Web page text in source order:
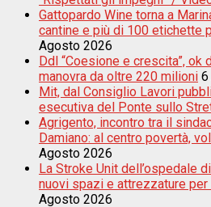
Gattopardo Wine torna a
cantine e più di 100 etichette
Agosto 2026
Ddl “Coesione e crescita”, ok
manovra da oltre 220 milioni 6
Mit, dal Consiglio Lavori
esecutiva del Ponte sullo
Agrigento, incontro tra il
Damiano: al centro povertà,
Agosto 2026
La Stroke Unit dell’ospedale
nuovi spazi e attrezzature per
Agosto 2026